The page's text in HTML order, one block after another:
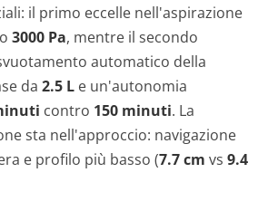
il primo eccelle nell'aspirazione
3000 Pa, mentre il secondo
automatico della
da 2.5 L e un'autonomia
contro 150 minuti. La
sta nell'approccio: navigazione
e profilo più basso (7.7 cm vs 9.4